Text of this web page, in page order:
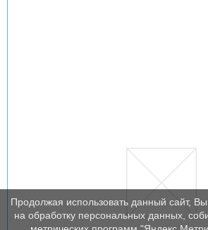
Продолжая использовать данный сайт,
на обработку персональных данных,